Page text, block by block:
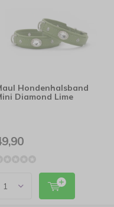
Hondenhalsband
Diamond Lime